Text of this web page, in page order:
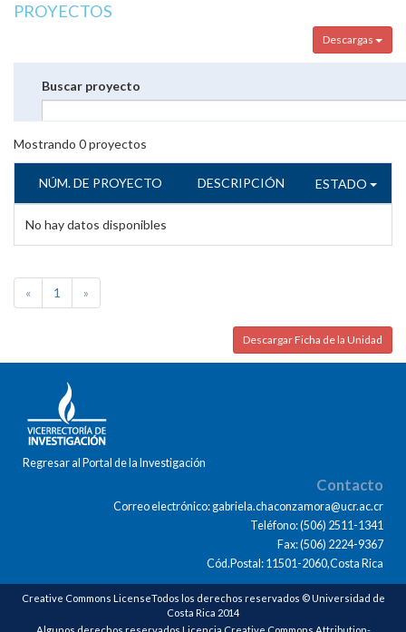
PROYECTOS
Descargas
Buscar proyecto
Mostrando 0proyectos
NÚM. DE PROYECTO DESCRIPCIÓN ESTADO
No hay datos disponibles
« 1 »
Descargar Ficha de la Unidad
Regresar al Portal de la Investigación
Contacto
Correo electrónico: gabriela.chaconzamora@ucr.ac.cr
Teléfono: (506) 2511-1341
Fax: (506) 2224-9367
Cód.Postal: 11501-2060,Costa Rica
Creative Commons LicenseTodos los derechos reservados © Universidad de
Costa Rica 2014